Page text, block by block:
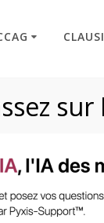
sur